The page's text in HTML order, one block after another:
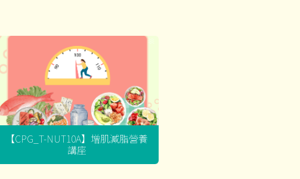
【CPG_T-NUT10A】增肌減脂營養
講座